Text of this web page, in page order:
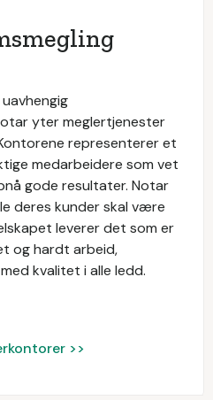
yter meglertjenester
representerer et
medarbeidere som vet
gode resultater. Notar
deres kunder skal være
leverer det som er
og hardt arbeid,
kvalitet i alle ledd.
>>